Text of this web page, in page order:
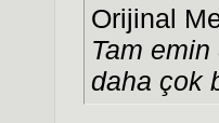
Orijinal
Tam
daha çok